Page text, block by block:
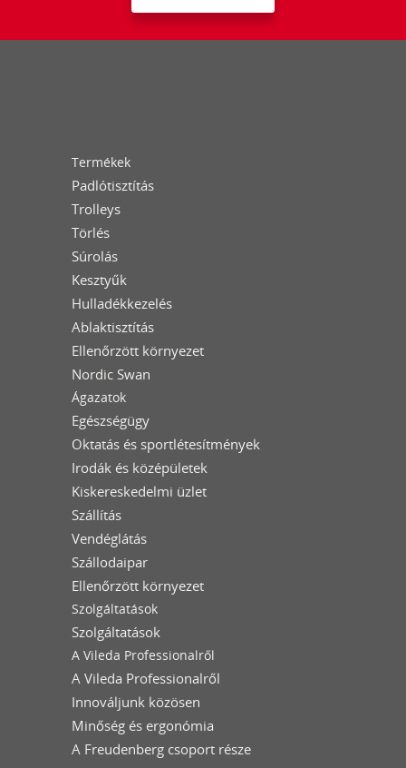
Termékek
Padlótisztítás
Trolleys
Törlés
Súrolás
Kesztyűk
Hulladékkezelés
Ablaktisztítás
Ellenőrzött környezet
Nordic Swan
Ágazatok
Egészségügy
Oktatás és sportlétesítmények
Irodák és középületek
Kiskereskedelmi üzlet
Szállítás
Vendéglátás
Szállodaipar
Ellenőrzött környezet
Szolgáltatások
Szolgáltatások
A Vileda Professionalről
A Vileda Professionalről
Innováljunk közösen
Minőség és ergonómia
A Freudenberg csoport része